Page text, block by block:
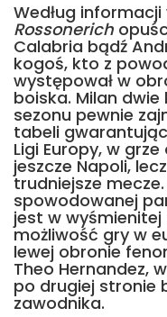
Według informacji
Rossonerich
Calabria bądź
kogoś, kto z
występował w
boiska. Milan
sezonu pewnie
tabeli
Ligi Europy, w
jeszcze Napoli,
trudniejsze
spowodowanej
jest w
możliwość gry w
lewej obronie
Theo Hernandez,
po drugiej stronie
zawodnika.